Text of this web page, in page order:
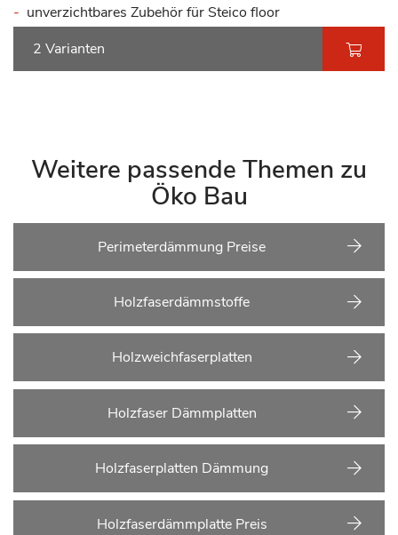
unverzichtbares Zubehör für Steico floor
2 Varianten
Weitere passende Themen zu
Öko Bau
Perimeterdämmung Preise
Holzfaserdämmstoffe
Holzweichfaserplatten
Holzfaser Dämmplatten
Holzfaserplatten Dämmung
Holzfaserdämmplatte Preis